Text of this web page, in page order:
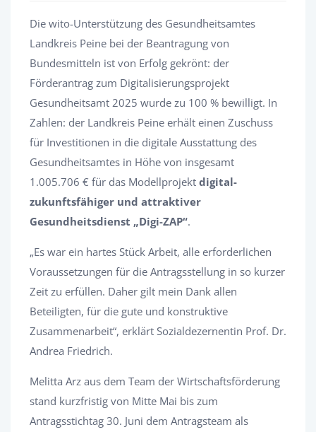
Die wito-Unterstützung des Gesundheitsamtes
Landkreis Peine bei der Beantragung von
Bundesmitteln ist von Erfolg gekrönt: der
Förderantrag zum Digitalisierungsprojekt
Gesundheitsamt 2025 wurde zu 100 % bewilligt. In
Zahlen: der Landkreis Peine erhält einen Zuschuss
für Investitionen in die digitale Ausstattung des
Gesundheitsamtes in Höhe von insgesamt
1.005.706 € für das Modellprojekt digital-
zukunftsfähiger und attraktiver
Gesundheitsdienst „Digi-ZAP“.
„Es war ein hartes Stück Arbeit, alle erforderlichen
Voraussetzungen für die Antragsstellung in so kurzer
Zeit zu erfüllen. Daher gilt mein Dank allen
Beteiligten, für die gute und konstruktive
Zusammenarbeit“, erklärt Sozialdezernentin Prof. Dr.
Andrea Friedrich.
Melitta Arz aus dem Team der Wirtschaftsförderung
stand kurzfristig von Mitte Mai bis zum
Antragsstichtag 30. Juni dem Antragsteam als